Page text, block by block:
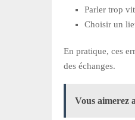
Parler trop
Choisir un
En pratique, ces
des échanges.
Vous aimerez